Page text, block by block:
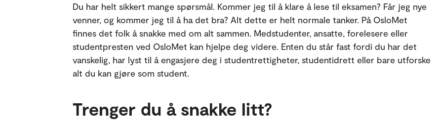
Du har helt sikkert mange spørsmål. Kommer jeg til å klare å lese til eksamen? Får jeg nye
venner, og kommer jeg til å ha det bra? Alt dette er helt normale tanker. På OsloMet
finnes det folk å snakke med om alt sammen. Medstudenter, ansatte, forelesere eller
studentpresten ved OsloMet kan hjelpe deg videre. Enten du står fast fordi du har det
vanskelig, har lyst til å engasjere deg i studentrettigheter, studentidrett eller bare utforske
alt du kan gjøre som student.
Trenger du å snakke litt?